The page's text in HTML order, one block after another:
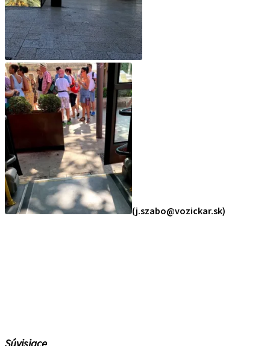
(j.szabo@vozickar.sk)
Súvisiace